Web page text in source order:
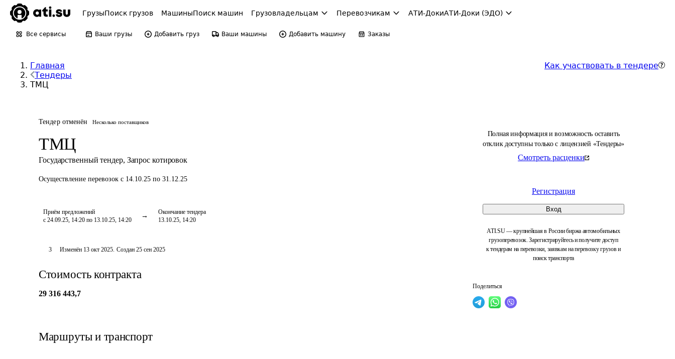
ГрузыПоиск грузов МашиныПоиск машин Грузовладельцам Перевозчикам АТИ-ДокиАТИ-Доки (ЭДО)
Все сервисы Ваши грузы Добавить груз Ваши машины Добавить машину Заказы
Главная
Тендеры
ТМЦ
Как участвовать в тендере
Тендер отменён Несколько поставщиков
ТМЦ
Государственный тендер, Запрос котировок
Осуществление перевозок с 14.10.25 по 31.12.25
Приём предложений
с 24.09.25, 14:20 по 13.10.25, 14:20
Окончание тендера
13.10.25, 14:20
Полная информация и возможность оставить
отклик доступны только с лицензией «Тендеры»
Смотреть расценки
Регистрация
Вход
ATI.SU — крупнейшая в России биржа автомобильных
грузоперевозок. Зарегистрируйтесь и получите доступ
к тендерам на перевозки, заявкам на перевозку грузов и
поиск транспорта
Поделиться
3 Изменён 13 окт 2025. Создан 25 сен 2025
Стоимость контракта
29 316 443,7
Маршруты и транспорт